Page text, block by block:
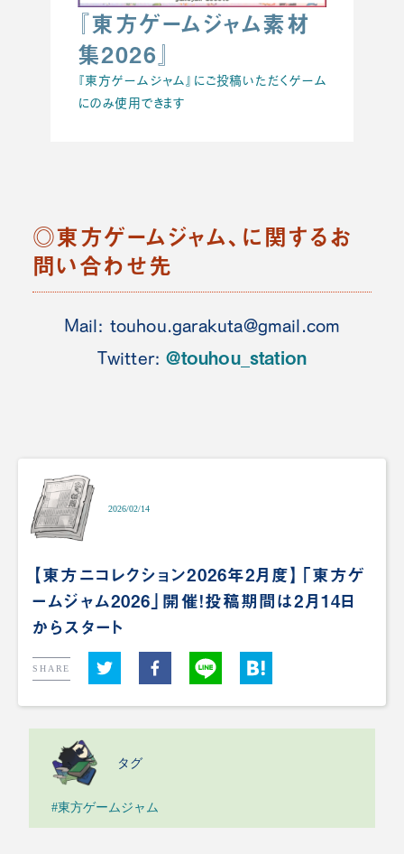
『東方ゲームジャム素材
集2026』
『東方ゲームジャム』にご投稿いただくゲーム
にのみ使用できます
◎東方ゲームジャム、に関するお
問い合わせ先
Mail: touhou.garakuta@gmail.com
Twitter:@touhou_station
2026/02/14
【東方ニコレクション2026年2月度】「東方ゲ
ームジャム2026」開催！投稿期間は2月14日
からスタート
SHARE
タグ
#東方ゲームジャム